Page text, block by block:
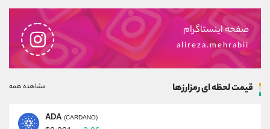
صفحه اینستاگرام
alireza.mehrabii
قیمت لحظه ای رمزارزها مشاهده همه
ADA (CARDANO)